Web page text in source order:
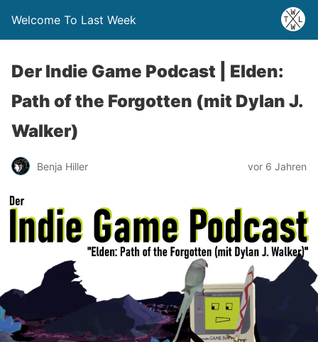
Welcome To Last Week
Der Indie Game Podcast | Elden:
Path of the Forgotten (mit Dylan J.
Walker)
Benja Hiller vor 6 Jahren